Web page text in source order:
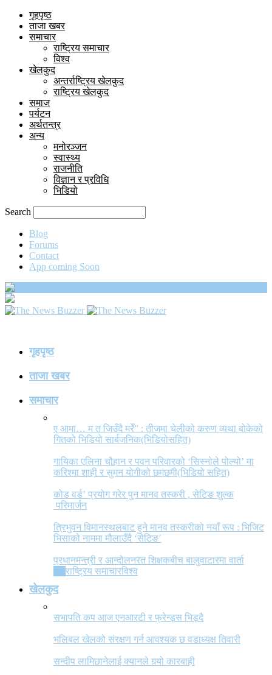
गृहपृष्ठ
ताजा खबर
समाचार
राष्ट्रिय समाचार
विश्व
खेलकुद
अन्तर्राष्ट्रिय खेलकुद
राष्ट्रिय खेलकुद
समाज
पर्यटन
अर्थतन्त्र
अन्य
मनोरञ्जन
स्वास्थ्य
राजनीति
विज्ञान र प्रविधि
भिडियो
Search
Blog
Forums
Contact
App coming Soon
गृहपृष्ठ
ताजा खबर
समाचार
ए आमा… म त जिउँदै मरेँ” : तीजमा चेलीको करुण व्यथा बोकेको
गितको भिडियो सार्बजनिक(भिडियोसहित)
गायिका एलिना चौहान र पवन परिवारको ‘सिस्नोले पोल्यो’ मा
करिश्मा शाही र सुमन योगीको छमछमी(भिडियो सहित)
कोड वर्ड’ प्रयोग गरेर पुन मानव तस्करी , सेटिङ शुल्क
परिमार्जन
त्रिभुवन विमानस्थलबाट हुने मानव तस्करीको नयाँ रूप : भिजिट
भिसाको नाममा मौलाउँदै ‘सेटिङ’
प्रधानमन्त्री र आन्दोलनरत शिक्षकबीच बालुवाटारमा वार्ता
राष्ट्रिय समाचारविश्व
खेलकुद
सभापति कप आज एनआरटी र फ्रेन्ड्स भिड्दै
भलिबल खेलको संरक्षण गर्न आवश्यक छ वडाध्यक्ष तिवारी
सन्दीप लामिछानेलाई क्यानले गर्‍यो कारबाही